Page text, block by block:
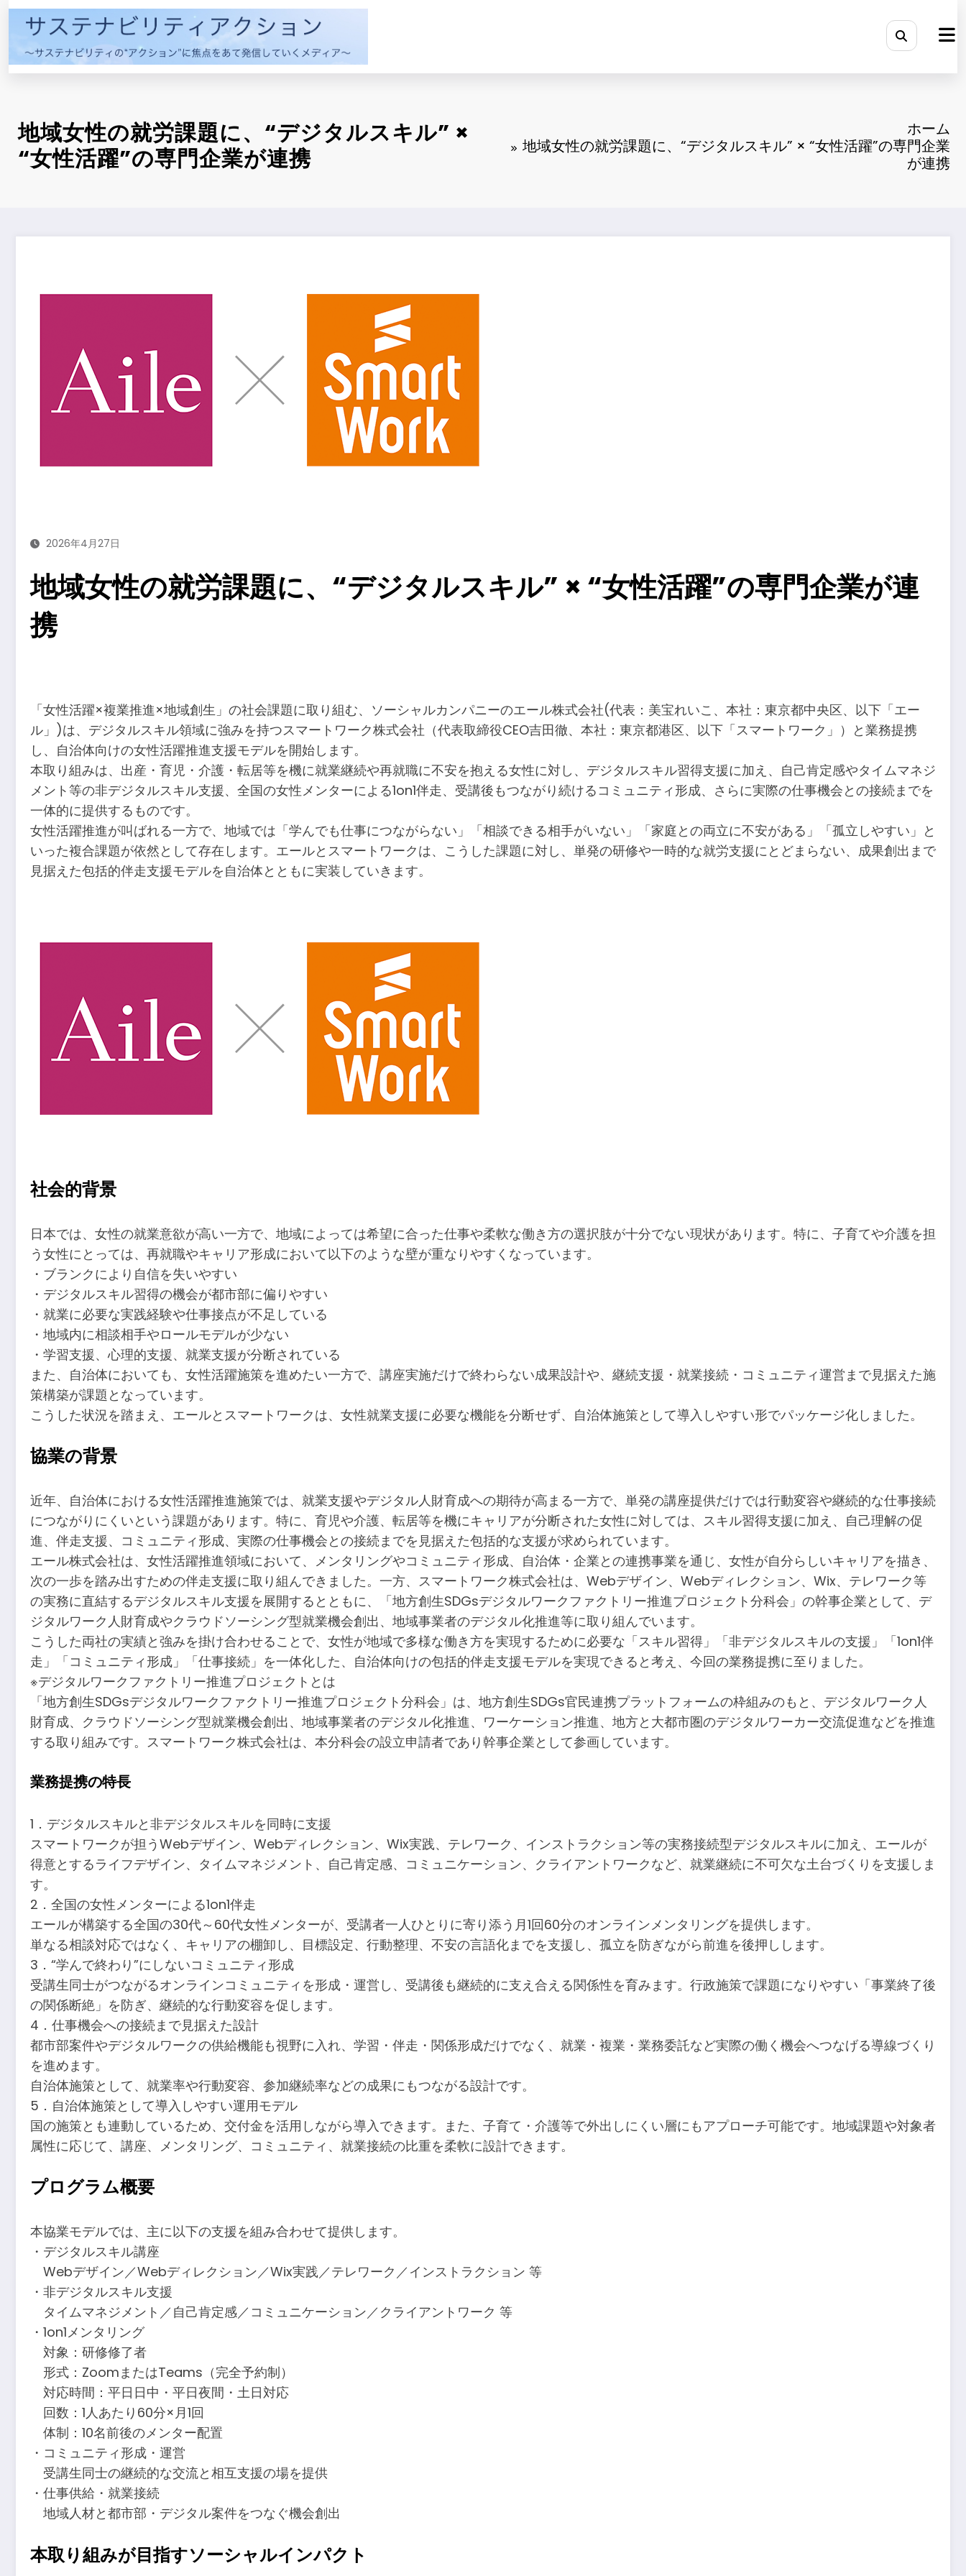
コ
ン
地域女性の就労課題に、“デジタルスキル” ×
“女性活躍”の専門企業が連携
ホーム
地域女性の就労課題に、“デジタルスキル” × “女性活躍”の専門企業
が連携
2026年4月27日
地域女性の就労課題に、“デジタルスキル” × “女性活躍”の専門企業が連
携
「女性活躍×複業推進×地域創生」の社会課題に取り組む、ソーシャルカンパニーのエール株式会社(代表：美宝れいこ、本社：東京都中央区、以下「エー
ル」)は、デジタルスキル領域に強みを持つスマートワーク株式会社（代表取締役CEO吉田徹、本社：東京都港区、以下「スマートワーク」）と業務提携
し、自治体向けの女性活躍推進支援モデルを開始します。
本取り組みは、出産・育児・介護・転居等を機に就業継続や再就職に不安を抱える女性に対し、デジタルスキル習得支援に加え、自己肯定感やタイムマネジ
メント等の非デジタルスキル支援、全国の女性メンターによる1on1伴走、受講後もつながり続けるコミュニティ形成、さらに実際の仕事機会との接続までを
一体的に提供するものです。
女性活躍推進が叫ばれる一方で、地域では「学んでも仕事につながらない」「相談できる相手がいない」「家庭との両立に不安がある」「孤立しやすい」と
いった複合課題が依然として存在します。エールとスマートワークは、こうした課題に対し、単発の研修や一時的な就労支援にとどまらない、成果創出まで
見据えた包括的伴走支援モデルを自治体とともに実装していきます。
社会的背景
日本では、女性の就業意欲が高い一方で、地域によっては希望に合った仕事や柔軟な働き方の選択肢が十分でない現状があります。特に、子育てや介護を担
う女性にとっては、再就職やキャリア形成において以下のような壁が重なりやすくなっています。
・ブランクにより自信を失いやすい
・デジタルスキル習得の機会が都市部に偏りやすい
・就業に必要な実践経験や仕事接点が不足している
・地域内に相談相手やロールモデルが少ない
・学習支援、心理的支援、就業支援が分断されている
また、自治体においても、女性活躍施策を進めたい一方で、講座実施だけで終わらない成果設計や、継続支援・就業接続・コミュニティ運営まで見据えた施
策構築が課題となっています。
こうした状況を踏まえ、エールとスマートワークは、女性就業支援に必要な機能を分断せず、自治体施策として導入しやすい形でパッケージ化しました。
協業の背景
近年、自治体における女性活躍推進施策では、就業支援やデジタル人財育成への期待が高まる一方で、単発の講座提供だけでは行動変容や継続的な仕事接続
につながりにくいという課題があります。特に、育児や介護、転居等を機にキャリアが分断された女性に対しては、スキル習得支援に加え、自己理解の促
進、伴走支援、コミュニティ形成、実際の仕事機会との接続までを見据えた包括的な支援が求められています。
エール株式会社は、女性活躍推進領域において、メンタリングやコミュニティ形成、自治体・企業との連携事業を通じ、女性が自分らしいキャリアを描き、
次の一歩を踏み出すための伴走支援に取り組んできました。一方、スマートワーク株式会社は、Webデザイン、Webディレクション、Wix、テレワーク等
の実務に直結するデジタルスキル支援を展開するとともに、「地方創生SDGsデジタルワークファクトリー推進プロジェクト分科会」の幹事企業として、デ
ジタルワーク人財育成やクラウドソーシング型就業機会創出、地域事業者のデジタル化推進等に取り組んでいます。
こうした両社の実績と強みを掛け合わせることで、女性が地域で多様な働き方を実現するために必要な「スキル習得」「非デジタルスキルの支援」「1on1伴
走」「コミュニティ形成」「仕事接続」を一体化した、自治体向けの包括的伴走支援モデルを実現できると考え、今回の業務提携に至りました。
※デジタルワークファクトリー推進プロジェクトとは
「地方創生SDGsデジタルワークファクトリー推進プロジェクト分科会」は、地方創生SDGs官民連携プラットフォームの枠組みのもと、デジタルワーク人
財育成、クラウドソーシング型就業機会創出、地域事業者のデジタル化推進、ワーケーション推進、地方と大都市圏のデジタルワーカー交流促進などを推進
する取り組みです。スマートワーク株式会社は、本分科会の設立申請者であり幹事企業として参画しています。
業務提携の特長
1．デジタルスキルと非デジタルスキルを同時に支援
スマートワークが担うWebデザイン、Webディレクション、Wix実践、テレワーク、インストラクション等の実務接続型デジタルスキルに加え、エールが
得意とするライフデザイン、タイムマネジメント、自己肯定感、コミュニケーション、クライアントワークなど、就業継続に不可欠な土台づくりを支援しま
す。
2．全国の女性メンターによる1on1伴走
エールが構築する全国の30代～60代女性メンターが、受講者一人ひとりに寄り添う月1回60分のオンラインメンタリングを提供します。
単なる相談対応ではなく、キャリアの棚卸し、目標設定、行動整理、不安の言語化までを支援し、孤立を防ぎながら前進を後押しします。
3．“学んで終わり”にしないコミュニティ形成
受講生同士がつながるオンラインコミュニティを形成・運営し、受講後も継続的に支え合える関係性を育みます。行政施策で課題になりやすい「事業終了後
の関係断絶」を防ぎ、継続的な行動変容を促します。
4．仕事機会への接続まで見据えた設計
都市部案件やデジタルワークの供給機能も視野に入れ、学習・伴走・関係形成だけでなく、就業・複業・業務委託など実際の働く機会へつなげる導線づくり
を進めます。
自治体施策として、就業率や行動変容、参加継続率などの成果にもつながる設計です。
5．自治体施策として導入しやすい運用モデル
国の施策とも連動しているため、交付金を活用しながら導入できます。また、子育て・介護等で外出しにくい層にもアプローチ可能です。地域課題や対象者
属性に応じて、講座、メンタリング、コミュニティ、就業接続の比重を柔軟に設計できます。
プログラム概要
本協業モデルでは、主に以下の支援を組み合わせて提供します。
・デジタルスキル講座
Webデザイン／Webディレクション／Wix実践／テレワーク／インストラクション 等
・非デジタルスキル支援
タイムマネジメント／自己肯定感／コミュニケーション／クライアントワーク 等
・1on1メンタリング
対象：研修修了者
形式：ZoomまたはTeams（完全予約制）
対応時間：平日日中・平日夜間・土日対応
回数：1人あたり60分×月1回
体制：10名前後のメンター配置
・コミュニティ形成・運営
受講生同士の継続的な交流と相互支援の場を提供
・仕事供給・就業接続
地域人材と都市部・デジタル案件をつなぐ機会創出
本取り組みが目指すソーシャルインパクト